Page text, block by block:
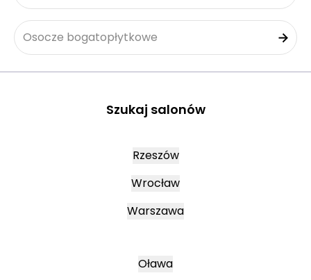
Osocze bogatopłytkowe
Szukaj salonów
Rzeszów
Wrocław
Warszawa
Oława